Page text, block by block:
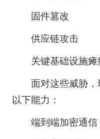
固件篡改
供应链攻击
关键基础设施瘫
面对这些威胁，
以下能力：
端到端加密通信